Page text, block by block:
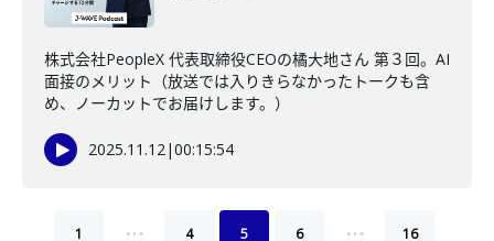
株式会社PeopleX 代表取締役CEOの橘大地さん 第３回。AI
面接のメリット（放送では入りきらなかったトークも含
め、ノーカットでお届けします。）
2025.11.12|00:15:54
1 … 4 5 6 … 16